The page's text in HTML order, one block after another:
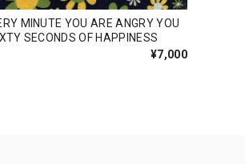
MINUTE YOU ARE ANGRY YOU
SECONDS OF HAPPINESS
¥7,000